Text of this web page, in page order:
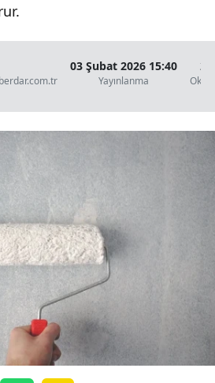
03 Şubat 2026 15:40
Yayınlanma
2